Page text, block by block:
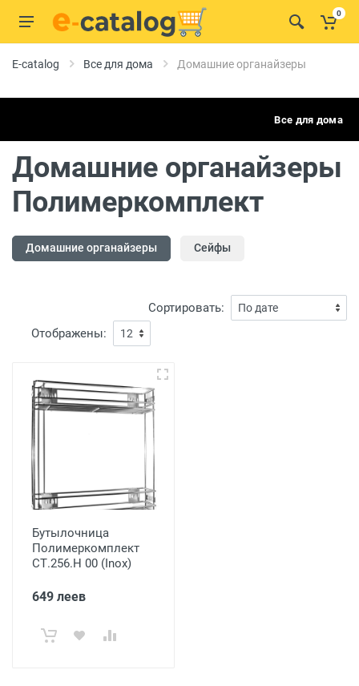
0
E-catalog Все для дома Домашние органайзеры
Все для дома
Домашние органайзеры
Полимеркомплект
Домашние органайзеры Сейфы
Сортировать:
Отображены:
Бутылочница
Полимеркомплект
СТ.256.Н 00 (Inox)
649 леев